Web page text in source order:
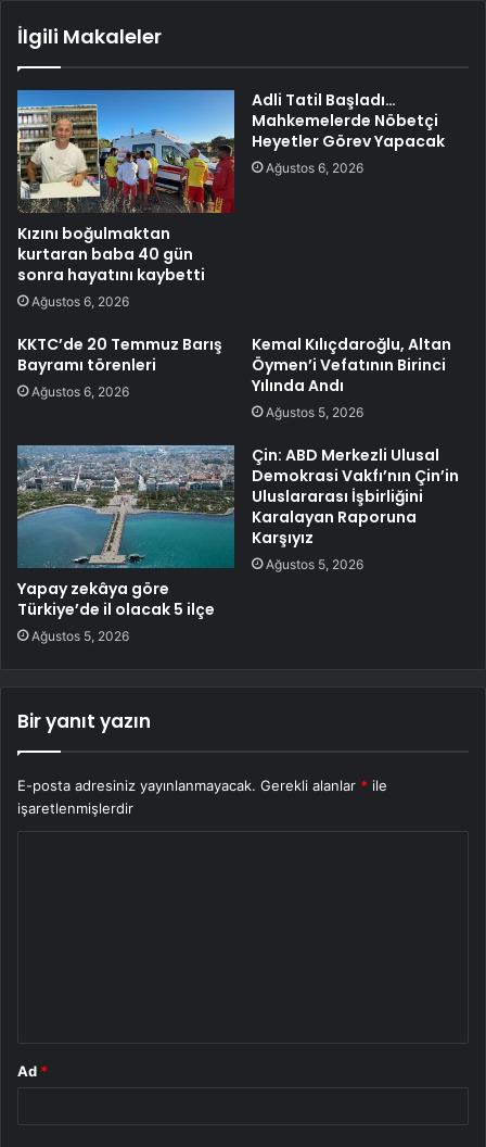
İlgili Makaleler
Kızını boğulmaktan
kurtaran baba 40 gün
sonra hayatını kaybetti
Ağustos 6, 2026
Adli Tatil Başladı…
Mahkemelerde Nöbetçi
Heyetler Görev Yapacak
Ağustos 6, 2026
KKTC’de 20 Temmuz Barış
Bayramı törenleri
Ağustos 6, 2026
Kemal Kılıçdaroğlu, Altan
Öymen’i Vefatının Birinci
Yılında Andı
Ağustos 5, 2026
Yapay zekâya göre
Türkiye’de il olacak 5 ilçe
Ağustos 5, 2026
Çin: ABD Merkezli Ulusal
Demokrasi Vakfı’nın Çin’in
Uluslararası İşbirliğini
Karalayan Raporuna
Karşıyız
Ağustos 5, 2026
Bir yanıt yazın
E-posta adresiniz yayınlanmayacak. Gerekli alanlar * ile
işaretlenmişlerdir
Ad *